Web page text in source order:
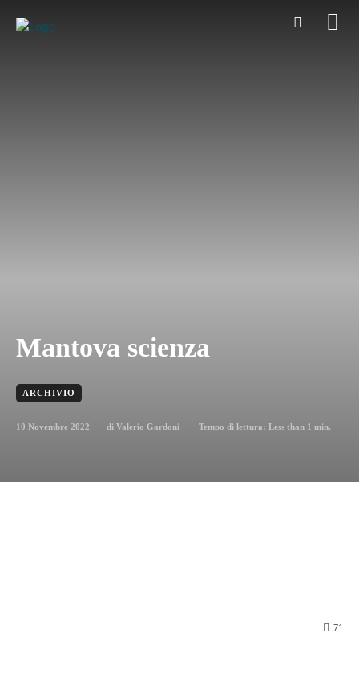
Mantova scienza
ARCHIVIO
10 Novembre 2022 di Valerio Gardoni Tempo di lettura: Less than 1 min.
71